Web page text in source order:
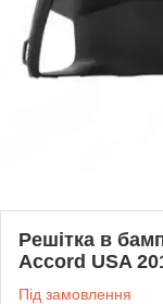
Решітка в
Accord USA
Під замовлення